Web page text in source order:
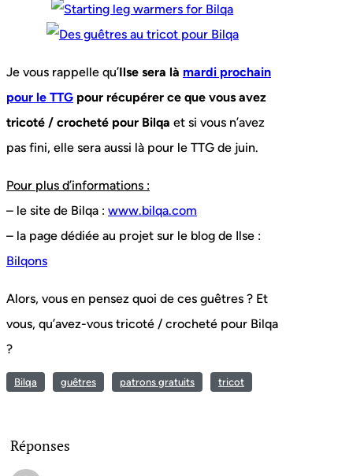
Je vous rappelle qu’Ilse sera là mardi prochain
pour le TTG pour récupérer ce que vous avez
tricoté / crocheté pour Bilqa et si vous n’avez
pas fini, elle sera aussi là pour le TTG de juin.
Pour plus d’informations :
– le site de Bilqa : www.bilqa.com
– la page dédiée au projet sur le blog de Ilse :
Bilqons
Alors, vous en pensez quoi de ces guêtres ? Et
vous, qu’avez-vous tricoté / crocheté pour Bilqa
?
Bilqa guêtres patrons gratuits tricot
Réponses